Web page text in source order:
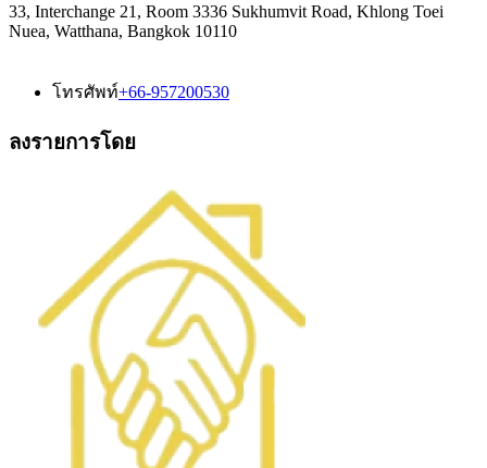
33, Interchange 21, Room 3336 Sukhumvit Road, Khlong Toei
Nuea, Watthana, Bangkok 10110
โทรศัพท์+66-957200530
ลงรายการโดย